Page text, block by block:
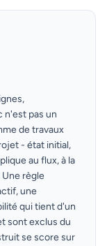
n'est pas un
de travaux
- état initial,
au flux, à la
règle
une
qui tient d'un
sont exclus du
se score sur